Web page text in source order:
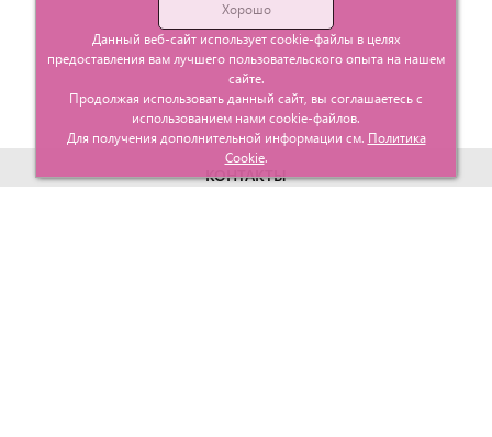
КОНТАКТЫ
Хорошо
Данный веб-сайт использует cookie-файлы в целях
предоставления вам лучшего пользовательского опыта на нашем
сайте.
Продолжая использовать данный сайт, вы соглашаетесь с
использованием нами cookie-файлов.
Для получения дополнительной информации см. Политика
Cookie.